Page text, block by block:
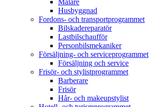
Målare
Husbyggnad
Fordons- och transportprogrammet
Bilskade­reparatör
Lastbils­chaufför
Personbilsmekaniker
Försäljning- och serviceprogrammet
Försäljning och service
Frisör- och stylistprogrammet
Barberare
Frisör
Hår- och makeupstylist